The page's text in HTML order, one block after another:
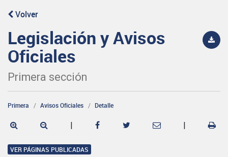
Volver
Legislación y Avisos
Oficiales
Primera sección
Primera Avisos Oficiales Detalle
| |
VER PÁGINAS PUBLICADAS